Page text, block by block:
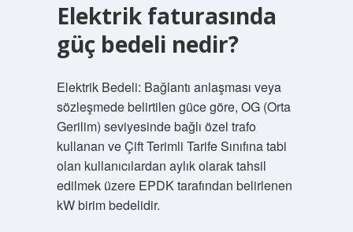
Elektrik faturasında
güç bedeli nedir?
Elektrik Bedeli: Bağlantı anlaşması veya
sözleşmede belirtilen güce göre, OG (Orta
Gerilim) seviyesinde bağlı özel trafo
kullanan ve Çift Terimli Tarife Sınıfına tabi
olan kullanıcılardan aylık olarak tahsil
edilmek üzere EPDK tarafından belirlenen
kW birim bedelidir.